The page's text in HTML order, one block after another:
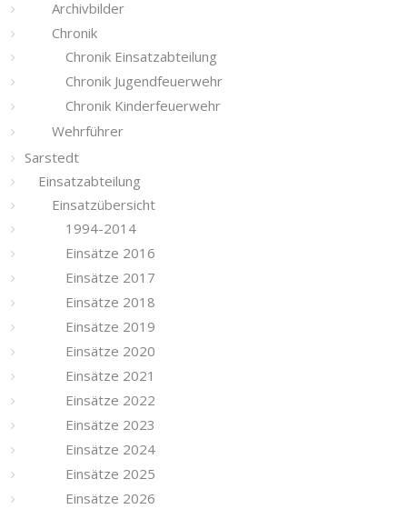
Archivbilder
Chronik
Chronik Einsatzabteilung
Chronik Jugendfeuerwehr
Chronik Kinderfeuerwehr
Wehrführer
Sarstedt
Einsatzabteilung
Einsatzübersicht
1994-2014
Einsätze 2016
Einsätze 2017
Einsätze 2018
Einsätze 2019
Einsätze 2020
Einsätze 2021
Einsätze 2022
Einsätze 2023
Einsätze 2024
Einsätze 2025
Einsätze 2026